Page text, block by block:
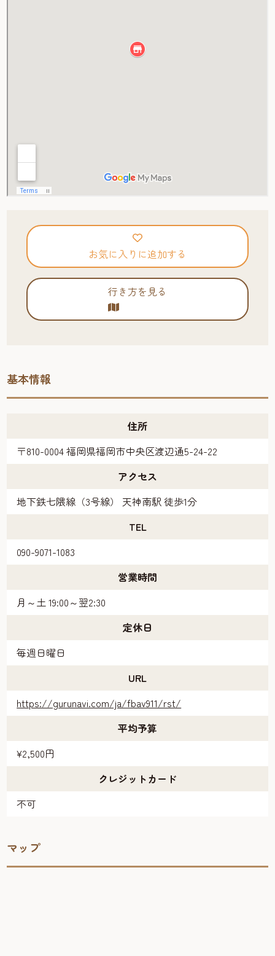
お気に入りに追加する
行き方を見る
基本情報
住所
〒810-0004 福岡県福岡市中央区渡辺通5-24-22
アクセス
地下鉄七隈線（3号線） 天神南駅 徒歩1分
TEL
090-9071-1083
営業時間
月～土 19:00～翌2:30
定休日
毎週日曜日
URL
https://gurunavi.com/ja/fbav911/rst/
平均予算
¥2,500円
クレジットカード
不可
マップ